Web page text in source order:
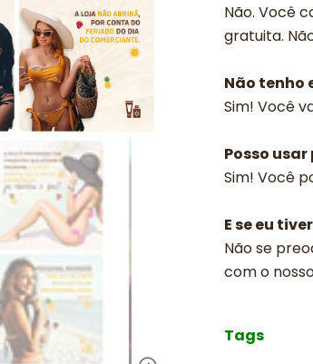
Não. Você
gratuita.
Não tenho
Sim! Você
Posso
Sim! Você
E se eu
Não se
com o
Tags